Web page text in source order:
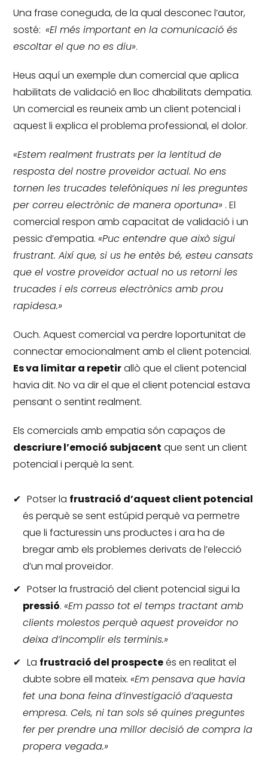
Una frase coneguda, de la qual desconec l’autor,
sosté: «El més important en la comunicació és
escoltar el que no es diu».
Heus aquí un exemple dun comercial que aplica
habilitats de validació en lloc dhabilitats dempatia.
Un comercial es reuneix amb un client potencial i
aquest li explica el problema professional, el dolor.
«Estem realment frustrats per la lentitud de
resposta del nostre proveïdor actual.No ens
tornen les trucades telefòniques ni les preguntes
per correu electrònic de manera oportuna» .El
comercial respon amb capacitat de validació i un
pessic d’empatia. «Puc entendre que això sigui
frustrant.Així que, si us he entès bé, esteu cansats
que el vostre proveïdor actual no us retorni les
trucades i els correus electrònics amb prou
rapidesa.»
Ouch.Aquest comercial va perdre loportunitat de
connectar emocionalment amb el client potencial.
Es va limitar a repetirallò que el client potencial
havia dit.No va dir el que el client potencial estava
pensant o sentint realment.
Els comercials amb empatia són capaços de
descriure l’emoció subjacent que sent un client
potencial i perquè la sent.
Potser la frustració d’aquest client potencial
és perquè se sent estúpid perquè va permetre
que li facturessin uns productes i ara ha de
bregar amb els problemes derivats de l’elecció
d’un mal proveïdor.
Potser la frustració del client potencial sigui la
pressió. «Em passo tot el temps tractant amb
clients molestos perquè aquest proveïdor no
deixa d’incomplir els terminis.»
La frustració del prospecteés en realitat el
dubte sobre ell mateix. «Em pensava que havia
fet una bona feina d’investigació d’aquesta
empresa.Cels, ni tan sols sé quines preguntes
fer per prendre una millor decisió de compra la
propera vegada.»